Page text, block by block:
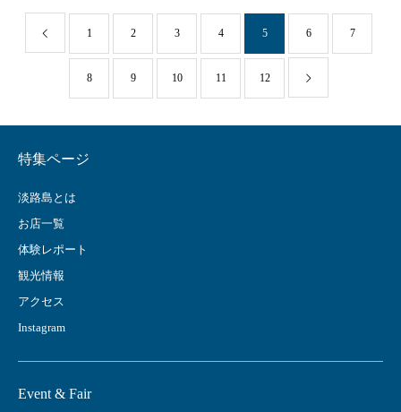
1 2 3 4 5 6 7
8 9 10 11 12
特集ページ
淡路島とは
お店一覧
体験レポート
観光情報
アクセス
Instagram
Event & Fair